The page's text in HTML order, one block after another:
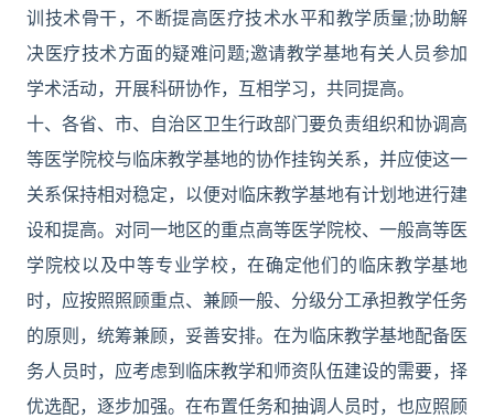
训技术骨干，不断提高医疗技术水平和教学质量;协助解
决医疗技术方面的疑难问题;邀请教学基地有关人员参加
学术活动，开展科研协作，互相学习，共同提高。
十、各省、市、自治区卫生行政部门要负责组织和协调高
等医学院校与临床教学基地的协作挂钩关系，并应使这一
关系保持相对稳定，以便对临床教学基地有计划地进行建
设和提高。对同一地区的重点高等医学院校、一般高等医
学院校以及中等专业学校，在确定他们的临床教学基地
时，应按照照顾重点、兼顾一般、分级分工承担教学任务
的原则，统筹兼顾，妥善安排。在为临床教学基地配备医
务人员时，应考虑到临床教学和师资队伍建设的需要，择
优选配，逐步加强。在布置任务和抽调人员时，也应照顾